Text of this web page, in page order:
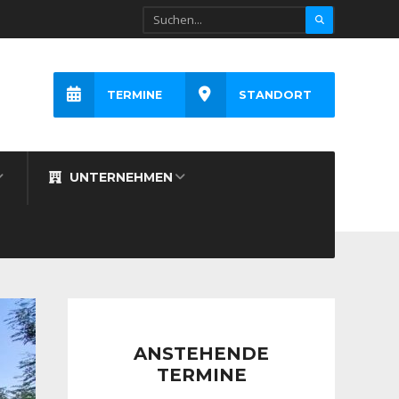
UNTERNEHMEN
TERMINE STANDORT
ANSTEHENDE
TERMINE